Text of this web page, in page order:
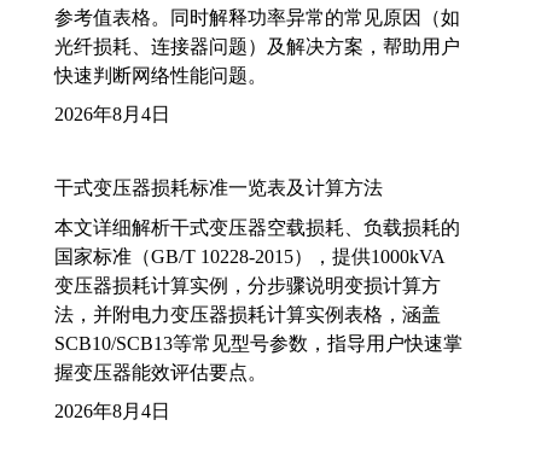
参考值表格。同时解释功率异常的常见原因（如
光纤损耗、连接器问题）及解决方案，帮助用户
快速判断网络性能问题。
2026年8月4日
干式变压器损耗标准一览表及计算方法
本文详细解析干式变压器空载损耗、负载损耗的
国家标准（GB/T 10228-2015），提供1000kVA
变压器损耗计算实例，分步骤说明变损计算方
法，并附电力变压器损耗计算实例表格，涵盖
SCB10/SCB13等常见型号参数，指导用户快速掌
握变压器能效评估要点。
2026年8月4日